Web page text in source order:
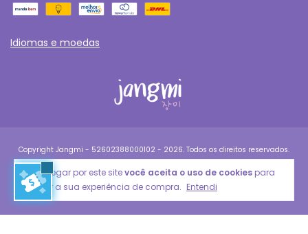
Ao navegar por este sitevocê aceita o uso de cookies para
agilizar a sua experiência de compra. Entendi
Idiomas e moedas
Copyright Jangmi - 52602388000102 - 2026. Todos os direitos reservados.